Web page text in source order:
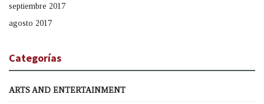
septiembre 2017
agosto 2017
Categorías
ARTS AND ENTERTAINMENT